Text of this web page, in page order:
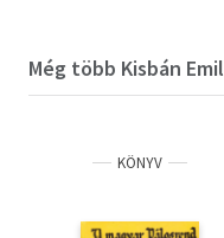
Még több Kisbán Emil
KÖNYV